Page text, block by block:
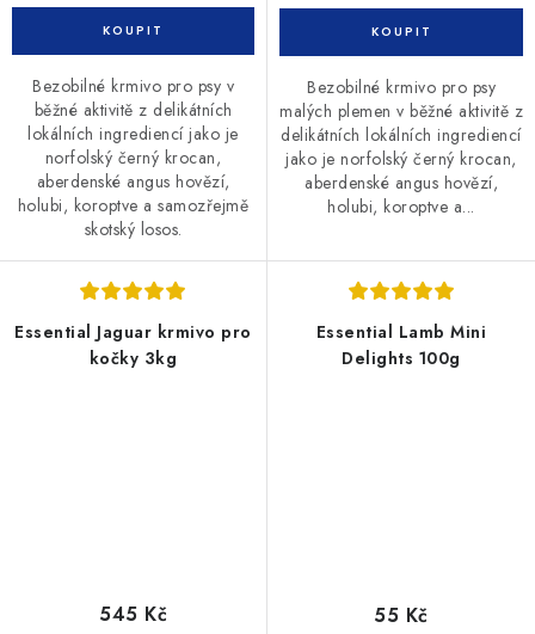
Bezobilné krmivo pro psy v
běžné aktivitě z delikátních
lokálních ingrediencí jako je
norfolský černý krocan,
aberdenské angus hovězí,
holubi, koroptve a samozřejmě
skotský losos.
Bezobilné krmivo pro psy
malých plemen v běžné aktivitě z
delikátních lokálních ingrediencí
jako je norfolský černý krocan,
aberdenské angus hovězí,
holubi, koroptve a...
Essential Jaguar krmivo pro
kočky 3kg
545 Kč
Essential Lamb Mini
Delights 100g
55 Kč